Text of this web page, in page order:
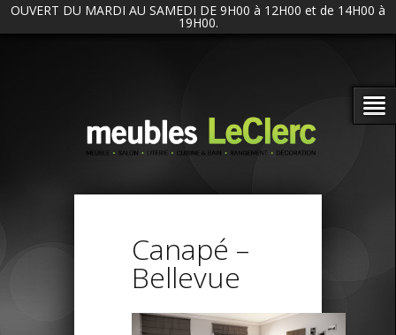
OUVERT DU MARDI AU SAMEDI DE 9H00 à 12H00 et de 14H00 à
19H00.
Canapé –
Bellevue